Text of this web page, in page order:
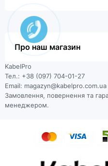
Про наш магазин
KabelPro
Тел.: +38 (097) 704-01-27
Email: magazyn@kabelpro.com.ua
Замовлення, повернення та
менеджером.